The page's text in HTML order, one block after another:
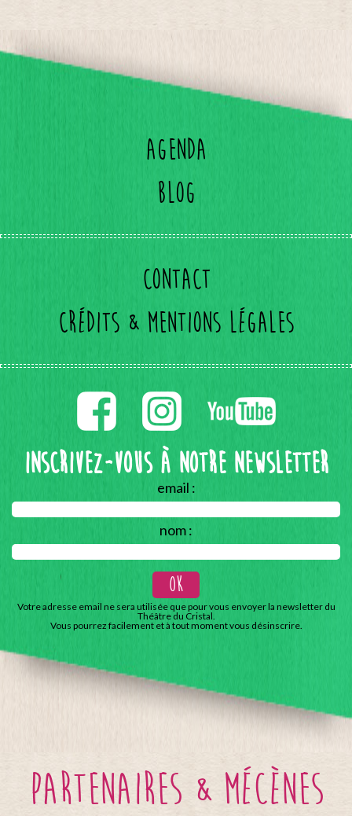
Agenda
Blog
Contact
Crédits & mentions légales
Inscrivez-vous à notre Newsletter
email :
nom :
Votre adresse email ne sera utilisée que pour vous envoyer la newsletter du
Théâtre du Cristal.
Vous pourrez facilement et à tout moment vous désinscrire.
partenaires & mécènes